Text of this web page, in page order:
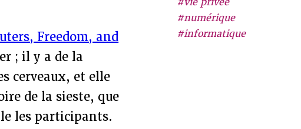
#numérique
#informatique
Freedom, and
; il y a de la
cerveaux, et elle
de la sieste, que
les participants.